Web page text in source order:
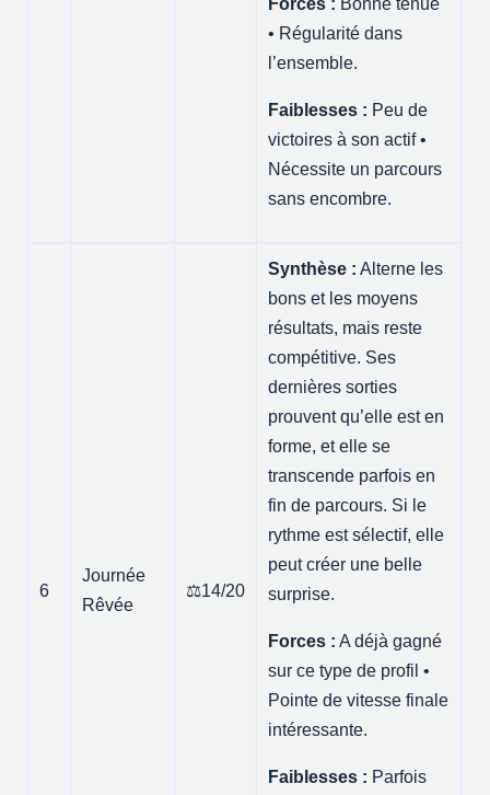
• Régularité dans
l’ensemble.
Faiblesses : Peu de
victoires à son actif •
Nécessite un parcours
sans encombre.
6
Journée
Rêvée
⚖️14/20
Synthèse : Alterne les
bons et les moyens
résultats, mais reste
compétitive. Ses
dernières sorties
prouvent qu’elle est en
forme, et elle se
transcende parfois en
fin de parcours. Si le
rythme est sélectif, elle
peut créer une belle
surprise.
Forces : A déjà gagné
sur ce type de profil •
Pointe de vitesse finale
intéressante.
Faiblesses : Parfois